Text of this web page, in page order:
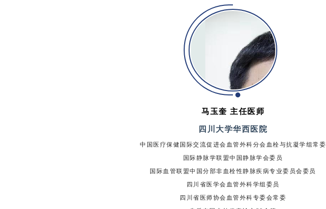
马玉奎 主任医师
四川大学华西医院
中国医疗保健国际交流促进会血管外科分会血栓与抗凝学组常委
国际静脉学联盟中国静脉学会委员
国际血管联盟中国分部非血栓性静脉疾病专业委员会委员
四川省医学会血管外科学组委员
四川省医师协会血管外科专委会常委